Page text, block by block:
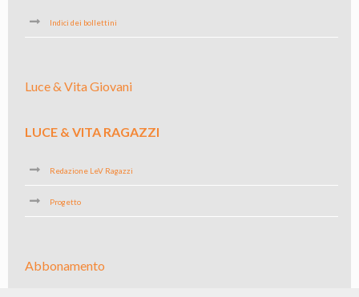
Indici dei bollettini
Luce & Vita Giovani
LUCE & VITA RAGAZZI
Redazione LeV Ragazzi
Progetto
Abbonamento